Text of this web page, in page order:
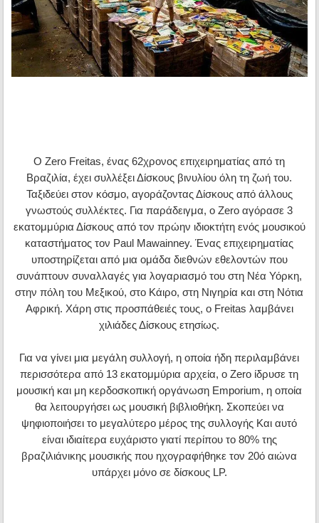
Ο Zero Freitas, ένας 62χρονος επιχειρηματίας από τη
Βραζιλία, έχει συλλέξει Δίσκους βινυλίου όλη τη ζωή του.
Ταξιδεύει στον κόσμο, αγοράζοντας Δίσκους από άλλους
γνωστούς συλλέκτες. Για παράδειγμα, ο Zero αγόρασε 3
εκατομμύρια Δίσκους από τον πρώην ιδιοκτήτη ενός μουσικού
καταστήματος τον Paul Mawainney. Ένας επιχειρηματίας
υποστηρίζεται από μια ομάδα διεθνών εθελοντών που
συνάπτουν συναλλαγές για λογαριασμό του στη Νέα Υόρκη,
στην πόλη του Μεξικού, στο Κάιρο, στη Νιγηρία και στη Νότια
Αφρική. Χάρη στις προσπάθειές τους, ο Freitas λαμβάνει
χιλιάδες Δίσκους ετησίως.
Για να γίνει μια μεγάλη συλλογή, η οποία ήδη περιλαμβάνει
περισσότερα από 13 εκατομμύρια αρχεία, ο Zero ίδρυσε τη
μουσική και μη κερδοσκοπική οργάνωση Emporium, η οποία
θα λειτουργήσει ως μουσική βιβλιοθήκη. Σκοπεύει να
ψηφιοποιήσει το μεγαλύτερο μέρος της συλλογής Και αυτό
είναι ιδιαίτερα ευχάριστο γιατί περίπου το 80% της
βραζιλιάνικης μουσικής που ηχογραφήθηκε τον 20ό αιώνα
υπάρχει μόνο σε δίσκους LP.